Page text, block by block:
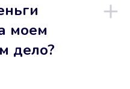
моем
дело?